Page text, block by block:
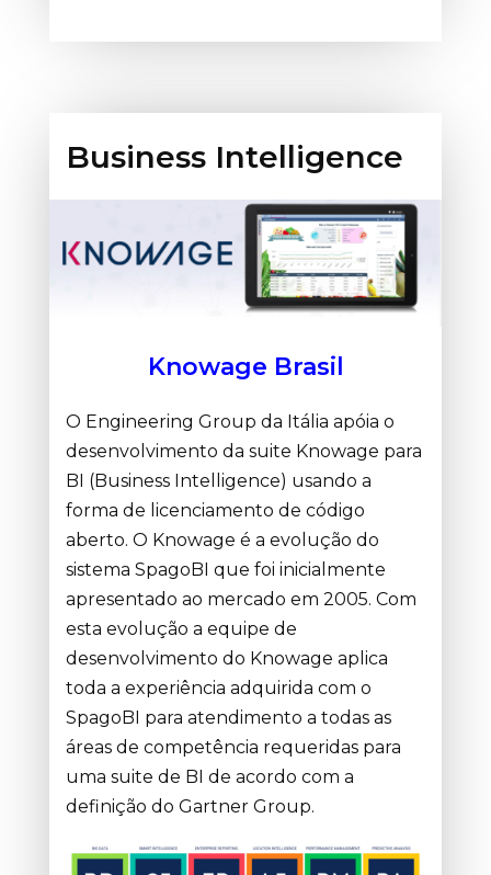
Business Intelligence
Knowage Brasil
O Engineering Group da Itália apóia o
desenvolvimento da suite Knowage para
BI (Business Intelligence) usando a
forma de licenciamento de código
aberto. O Knowage é a evolução do
sistema SpagoBI que foi inicialmente
apresentado ao mercado em 2005. Com
esta evolução a equipe de
desenvolvimento do Knowage aplica
toda a experiência adquirida com o
SpagoBI para atendimento a todas as
áreas de competência requeridas para
uma suite de BI de acordo com a
definição do Gartner Group.